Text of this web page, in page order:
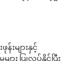
များနှင့်
ား ပြုလုပ်နိုင်ပြီး